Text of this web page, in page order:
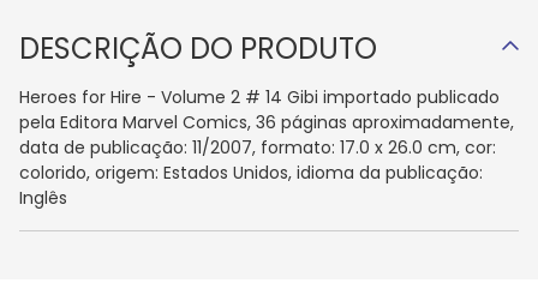
DESCRIÇÃO DO PRODUTO
Heroes for Hire - Volume 2 # 14 Gibi importado publicado
pela Editora Marvel Comics, 36 páginas aproximadamente,
data de publicação: 11/2007, formato: 17.0 x 26.0 cm, cor:
colorido, origem: Estados Unidos, idioma da publicação:
Inglês